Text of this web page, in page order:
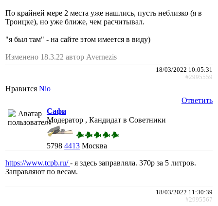
По крайней мере 2 места уже нашлись, пусть неблизко (я в
Троицке), но уже ближе, чем расчитывал.
"я был там" - на сайте этом имеется в виду)
Изменено 18.3.22 автор Avernezis
18/03/2022 10:05:31
#2995559
Нравится Nio
Ответить
Сафи
Модератор , Кандидат в Советники
5798 4413 Москва
https://www.tcpb.ru/- я здесь заправляла. 370р за 5 литров.
Заправляют по весам.
18/03/2022 11:30:39
#2995567